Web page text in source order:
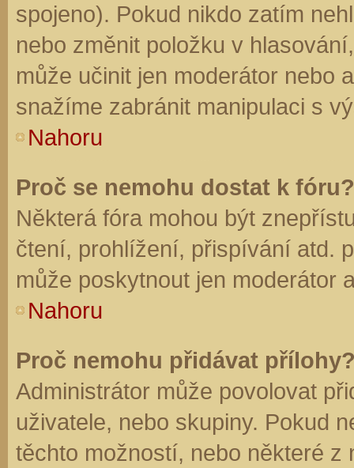
spojeno). Pokud nikdo zatím
nebo změnit položku v
může učinit jen moderátor nebo
snažíme zabránit manipulaci s
Nahoru
Proč se nemohu dostat k fóru?
Některá fóra mohou být
čtení, prohlížení, přispívání atd.
může poskytnout jen moderátor
Nahoru
Proč nemohu přidávat
Administrátor může povolovat
uživatele, nebo skupiny. Pokud
těchto možností, nebo některé z